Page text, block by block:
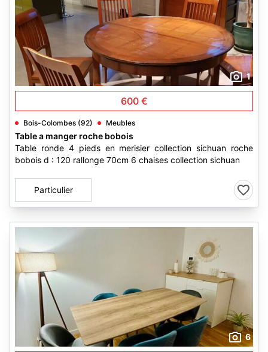
1
600 €
Bois-Colombes (92) Meubles
Table a manger roche bobois
Table ronde 4 pieds en merisier collection sichuan roche
bobois d : 120 rallonge 70cm 6 chaises collection sichuan
Particulier
6